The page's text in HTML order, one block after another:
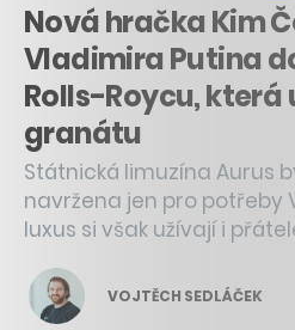
Nová hračka Kim
Vladimira Putina
Rolls-Roycu,
granátu
Státnická limuzína Aurus
navržena jen pro potřeby
luxus si však užívají i
VOJTĚCH SEDLÁČEK